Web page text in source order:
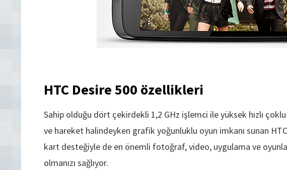
HTC Desire 500 özellikleri
Sahip olduğu dört çekirdekli 1,2 GHz işlemci ile yüksek hızlı
ve hareket halindeyken grafik yoğunluklu oyun imkanı sunan
kart desteğiyle de en önemli fotoğraf, video, uygulama ve
olmanızı sağlıyor.